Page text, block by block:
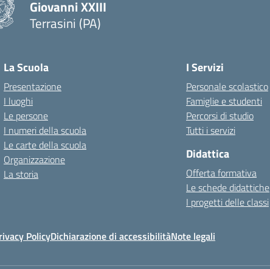
Giovanni XXIII
Terrasini (PA)
La Scuola
Presentazione
I luoghi
Le persone
I numeri della scuola
Le carte della scuola
Organizzazione
La storia
I Servizi
Personale scolastico
Famiglie e studenti
Percorsi di studio
Tutti i servizi
Didattica
Offerta formativa
Le schede didattiche
I progetti delle classi
PolicyDichiarazione di accessibilitàNote legali